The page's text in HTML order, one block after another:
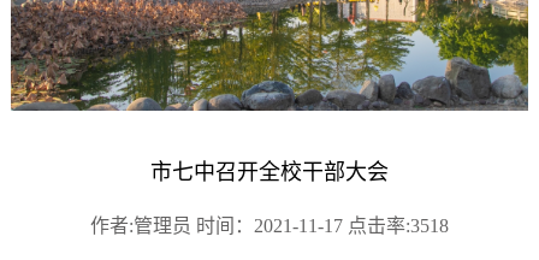
市七中召开全校干部大会
作者:管理员 时间：2021-11-17 点击率:3518